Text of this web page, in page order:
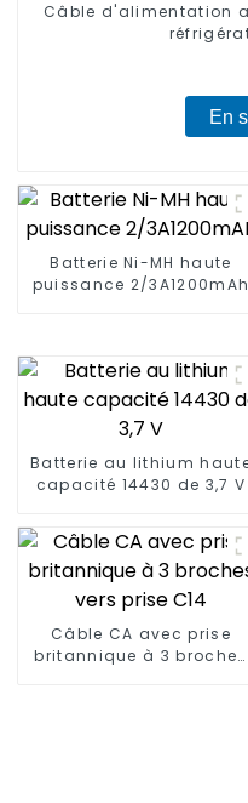
Câble d'alimentation
En
Batterie Ni-MH haute
puissance 2/3A1200mAh
Batterie au lithium
capacité 14430 de 3,7 V
Câble CA avec prise
britannique à 3 broches